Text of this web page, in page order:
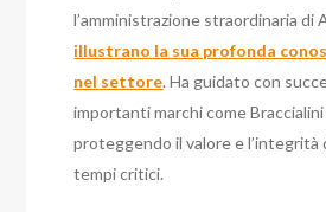
l’amministrazione straordinaria
illustrano la sua profonda
nel settore. Ha guidato con
importanti marchi come
proteggendo il valore e l’integrità
tempi critici.